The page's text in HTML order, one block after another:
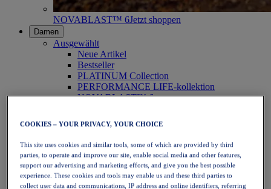
NOVABLAST™ 6Jetzt shoppen
Damen
Ausgewählt
Neue Artikel
Bestseller
PLATINUM Collection
PERFORMANCE LIFE-kollektion
NOVABLAST™ 6
Laufen
Trailrunning
Tennis
Volleyball
Handball
Padel
Korbball
COOKIES – YOUR PRIVACY, YOUR CHOICE
This site uses cookies and similar tools, some of which are provided by third
parties, to operate and improve our site, enable social media and other features,
support our advertising and marketing efforts, and give you the best possible
experience. These cookies and tools may enable us and these third parties to
collect user data and communications, IP address and online identifiers, referring